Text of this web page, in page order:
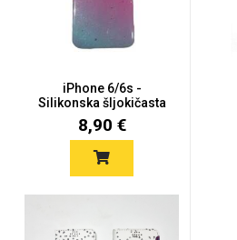
iPhone 6/6s -
Silikonska šljokičasta
poluproz...
8,90 €